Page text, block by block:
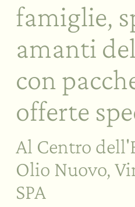
Rituali di benessere
Palestra
Matrimoni ed eventi
Le esperienze
Bike Hotel
Attività e sport
Assaggi e corsi
famiglie,
amanti
con
offerte
Al Centro
Olio Nuovo,
SPA